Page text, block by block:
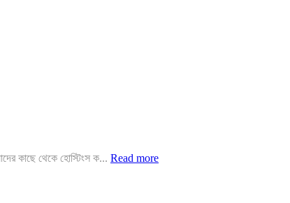
কাছে থেকে হোস্টিংস ক... Read more